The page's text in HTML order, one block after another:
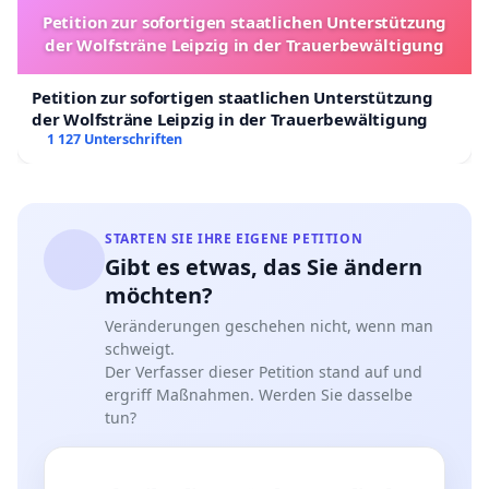
unweigerliche Folge ein Bürger, der verlernt
unabhängig zu denken.
Populismus, Demagogie, Verschwörungstheorien,
Nationalismus, Faschismus sind nicht nur Folge von
Armut, sie sind auch Folge von Abhängigkeits- und
ist Denken aus der Komplexitätsüberforderung
heraus. Komplexitätsüberforderung ist das Gefühl,
das entsteht, wenn die eigenen Ressourcen nicht
mehr frei genutzt werden können. Dysfunktionaler
Druck auf das (psychische oder soziale) System
kann das bewirken.
So folgerichtig der Druck scheinen mag, dessen
Funktion sein soll, bestimmte Anforderungen zu
erfüllen, so ausbremsend kann er doch wirken.
Petition zur sofortigen staatlichen Unterstützung
der Wolfsträne Leipzig in der Trauerbewältigung
Petition zur sofortigen staatlichen Unterstützung
der Wolfsträne Leipzig in der Trauerbewältigung
1 127 Unterschriften
STARTEN SIE IHRE EIGENE PETITION
Gibt es etwas, das Sie ändern
möchten?
Veränderungen geschehen nicht, wenn man
schweigt.
Der Verfasser dieser Petition stand auf und
ergriff Maßnahmen. Werden Sie dasselbe
tun?